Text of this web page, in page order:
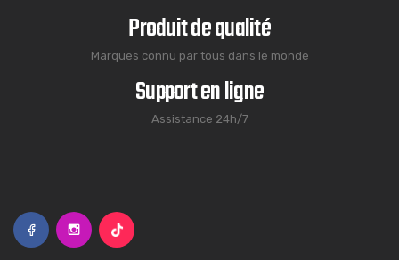
Produit de qualité
Marques connu par tous dans le monde
Support en ligne
Assistance 24h/7